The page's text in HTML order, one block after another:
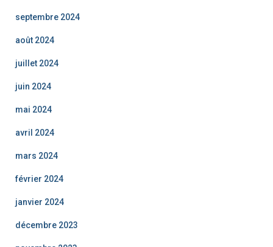
septembre 2024
août 2024
juillet 2024
juin 2024
mai 2024
avril 2024
mars 2024
février 2024
janvier 2024
décembre 2023